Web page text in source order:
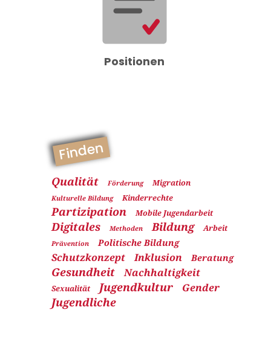
Positionen
Finden
Qualität Förderung Migration
Kulturelle Bildung Kinderrechte
Partizipation Mobile Jugendarbeit
Digitales Methoden Bildung Arbeit
Prävention Politische Bildung
Schutzkonzept Inklusion Beratung
Gesundheit Nachhaltigkeit
Sexualität Jugendkultur Gender
Jugendliche